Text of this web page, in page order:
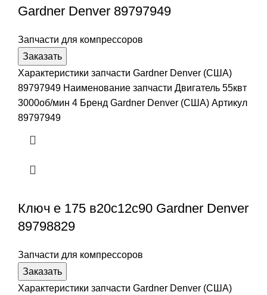
Gardner Denver 89797949
Запчасти для компрессоров
Заказать
Характеристики запчасти Gardner Denver (США)
89797949 Наименование запчасти Двигатель 55квт
3000об/мин 4 Бренд Gardner Denver (США) Артикул
89797949
Ключ е 175 в20с12с90 Gardner Denver
89798829
Запчасти для компрессоров
Заказать
Характеристики запчасти Gardner Denver (США)